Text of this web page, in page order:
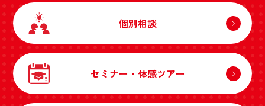
個別相談
セミナー・体感ツアー